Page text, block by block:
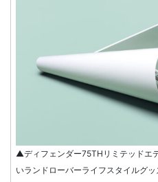
▲ディフェンダー75THリミテッドエ
いランドローバーライフスタイルグッ